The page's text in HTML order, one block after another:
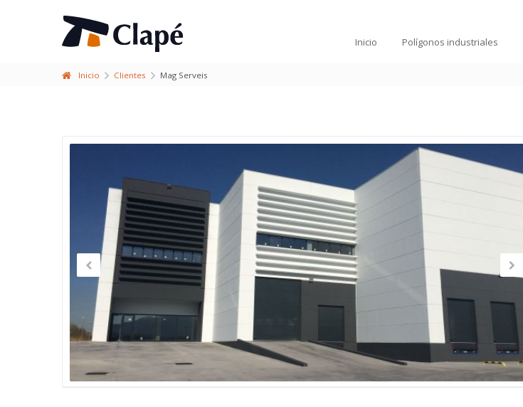
Inicio Polígonos industriales
Inicio Clientes Mag Serveis